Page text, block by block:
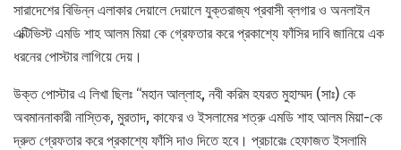
সারাদেশের বিভিন্ন এলাকার দেয়ালে দেয়ালে যুক্তরাজ্য প্রবাসী ব্লগার ও অনলাইন
এক্টিভিস্ট এমডি শাহ আলম মিয়া কে গ্রেফতার করে প্রকাশ্যে ফাঁসির দাবি জানিয়ে এক
ধরনের পোস্টার লাগিয়ে দেয়।
উক্ত পোস্টার এ লিখা ছিলঃ “মহান আল্লাহ, নবী করিম হযরত মুহাম্মদ (সাঃ) কে
অবমাননাকারী নাস্তিক, মুরতাদ, কাফের ও ইসলামের শত্রু এমডি শাহ আলম মিয়া-কে
দ্রুত গ্রেফতার করে প্রকাশ্যে ফাঁসি দাও দিতে হবে। প্রচারেঃ হেফাজত ইসলামি